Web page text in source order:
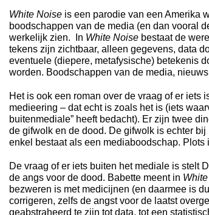
White Noise is een parodie van een Amerika
boodschappen van de media (en dan vooral
werkelijk zien. In White Noise bestaat de
tekens zijn zichtbaar, alleen gegevens, data
eventuele (diepere, metafysische) betekenis
worden. Boodschappen van de media,
Het is ook een roman over de vraag of er iets
medieering – dat echt is zoals het is (iets
buitenmediale” heeft bedacht). Er zijn twee
de gifwolk en de dood. De gifwolk is echter
enkel bestaat als een mediaboodschap.
De vraag of er iets buiten het mediale is stelt
de angs voor de dood. Babette meent in
bezweren is met medicijnen (en daarmee is
corrigeren, zelfs de angst voor de laatst
geabstraheerd te zijn tot data, tot een